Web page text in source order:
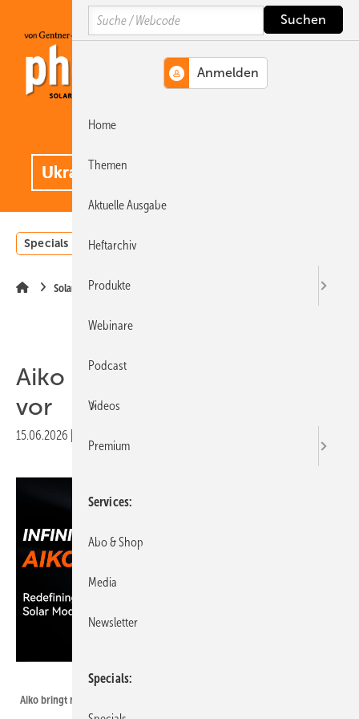
Hauptinhalt
Hauptmenü
SiteSearch
Specials Einstrahlungsatlas
Solarmodule
Aiko stellt neues Solarmodul
vor
15.06.2026
Aiko bringt neue Solarmodule zur Messe nach München.
Search
Home
Themen
Aktuelle Ausgabe
Heftarchiv
Produkte
Webinare
Podcast
Videos
Premium
Services
Abo & Shop
Media
Newsletter
Specials